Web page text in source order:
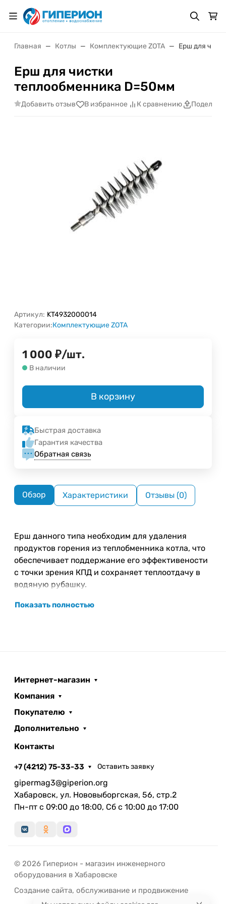
Главная Котлы Комплектующие ZOTA Ерш для
Ерш для чистки
теплообменника D=50мм
Добавить отзыв В избранное К сравнению
Артикул: KT4932000014
Категории:Комплектующие ZOTA
1 000 ₽/шт.
В наличии
В корзину
Быстрая доставка
Гарантия качества
Обратная связь
Обзор Характеристики Отзывы (0)
Ерш данного типа необходим для удаления
продуктов горения из теплобменника котла, что
обеспечивает поддержание его эффективености
с точки зрения КПД и сохраняет теплоотдачу в
водяную рубашку.
Показать полностью
Интернет-магазин
Компания
Покупателю
Дополнительно
Контакты
+7 (4212) 75-33-33 Оставить заявку
gipermag3@giperion.org
Хабаровск, ул. Нововыборгская, 56, стр.2
Пн-пт с 09:00 до 18:00, Сб с 10:00 до 17:00
© 2026 Гиперион - магазин инженерного
оборудования в Хабаровске
Создание сайта, обслуживание и продвижение